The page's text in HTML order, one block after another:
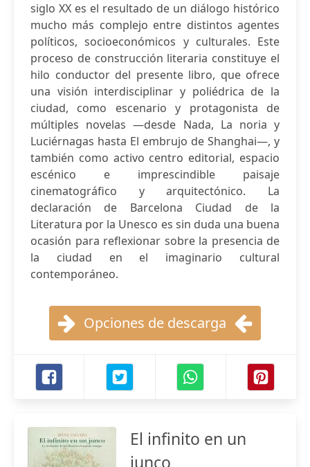
siglo XX es el resultado de un diálogo histórico
mucho más complejo entre distintos agentes
políticos, socioeconómicos y culturales. Este
proceso de construcción literaria constituye el
hilo conductor del presente libro, que ofrece
una visión interdisciplinar y poliédrica de la
ciudad, como escenario y protagonista de
múltiples novelas —desde Nada, La noria y
Luciérnagas hasta El embrujo de Shanghai—, y
también como activo centro editorial, espacio
escénico e imprescindible paisaje
cinematográfico y arquitectónico. La
declaración de Barcelona Ciudad de la
Literatura por la Unesco es sin duda una buena
ocasión para reflexionar sobre la presencia de
la ciudad en el imaginario cultural
contemporáneo.
Opciones de descarga
El infinito en un
junco